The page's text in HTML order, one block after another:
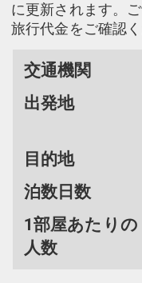
に更新されます。
旅行代金をご確認く
交通機関
出発地
目的地
泊数日数
1部屋あたりの
人数